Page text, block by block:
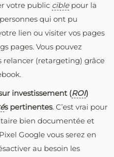
votre public ciblepour la
qui ont pu
lien ou visiter vos pages
pages. Vous pouvez
relancer (retargeting) grâce
investissement (ROI)
s pertinentes. C’est vrai pour
bien documentée et
Google vous serez en
au besoin les